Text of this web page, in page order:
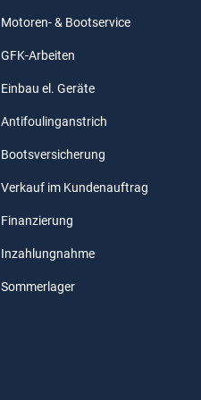
Motoren- & Bootservice
GFK-Arbeiten
Einbau el. Geräte
Antifoulinganstrich
Bootsversicherung
Verkauf im Kundenauftrag
Finanzierung
Inzahlungnahme
Sommerlager